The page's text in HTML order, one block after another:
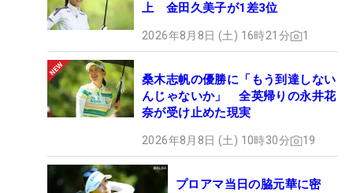
上 金田久美子が1差3位
2026年8月8日 (土) 16時21分 1
桑木志帆の優勝に「もう到達しない
んじゃないか」 全英帰りの永井花
奈が受け止めた現実
2026年8月8日 (土) 10時30分 19
プロアマ当日の脇元華に密